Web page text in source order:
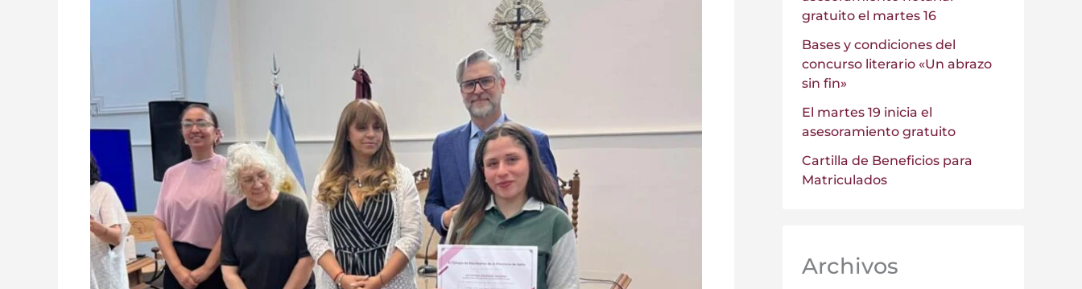
gratuito el martes 16
Bases y condiciones del
concurso literario «Un abrazo
sin fin»
El martes 19 inicia el
asesoramiento gratuito
Cartilla de Beneficios para
Matriculados
Archivos